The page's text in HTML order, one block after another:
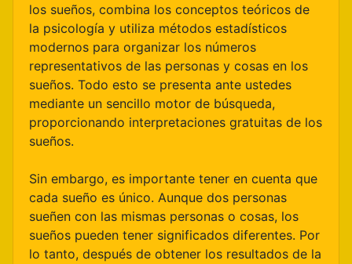
los sueños, combina los conceptos teóricos de
la psicología y utiliza métodos estadísticos
modernos para organizar los números
representativos de las personas y cosas en los
sueños. Todo esto se presenta ante ustedes
mediante un sencillo motor de búsqueda,
proporcionando interpretaciones gratuitas de los
sueños.
Sin embargo, es importante tener en cuenta que
cada sueño es único. Aunque dos personas
sueñen con las mismas personas o cosas, los
sueños pueden tener significados diferentes. Por
lo tanto, después de obtener los resultados de la